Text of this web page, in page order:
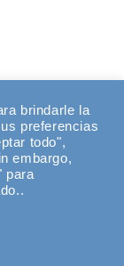
de Ordino)
brindarle la
preferencias
todo",
embargo,
para